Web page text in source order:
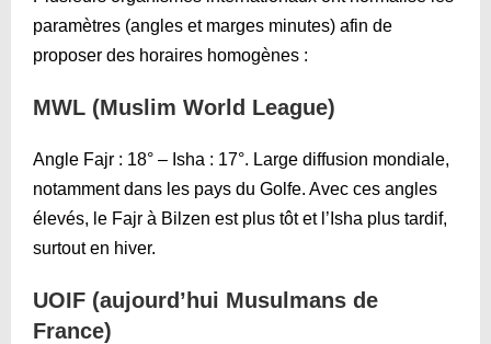
paramètres (angles et marges minutes) afin de
proposer des horaires homogènes :
MWL (Muslim World League)
Angle Fajr : 18° – Isha : 17°. Large diffusion mondiale,
notamment dans les pays du Golfe. Avec ces angles
élevés, le Fajr à Bilzen est plus tôt et l’Isha plus tardif,
surtout en hiver.
UOIF (aujourd’hui Musulmans de
France)